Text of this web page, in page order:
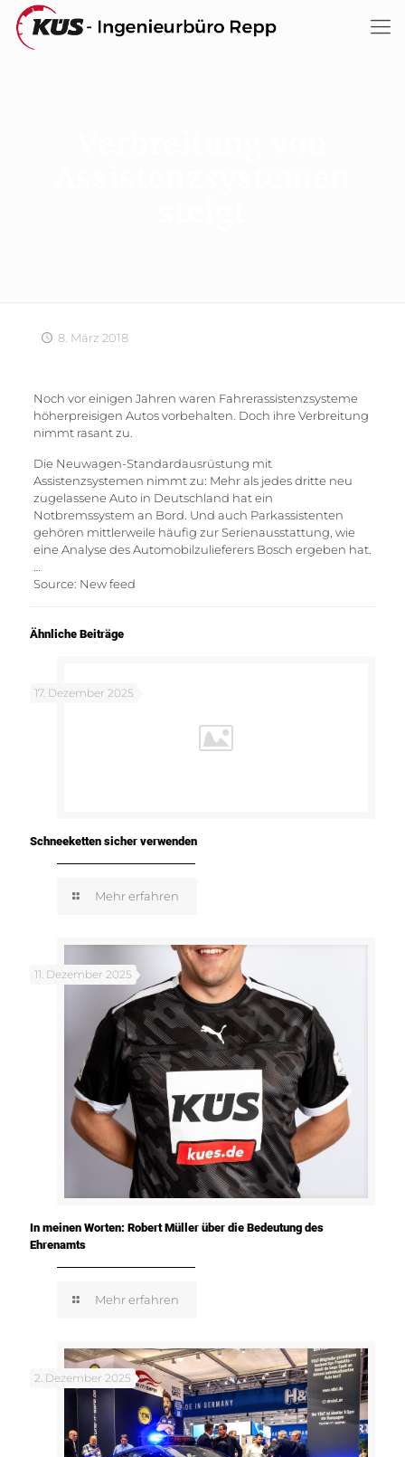
8. März 2018
Noch vor einigen Jahren waren Fahrerassistenzsysteme
höherpreisigen Autos vorbehalten. Doch ihre Verbreitung
nimmt rasant zu.
Die Neuwagen-Standardausrüstung mit
Assistenzsystemen nimmt zu: Mehr als jedes dritte neu
zugelassene Auto in Deutschland hat ein
Notbremssystem an Bord. Und auch Parkassistenten
gehören mittlerweile häufig zur Serienausstattung, wie
eine Analyse des Automobilzulieferers Bosch ergeben hat.
Source: New feed
Ähnliche Beiträge
17. Dezember 2025
Schneeketten sicher verwenden
Mehr erfahren
11. Dezember 2025
In meinen Worten: Robert Müller über die Bedeutung des
Ehrenamts
Mehr erfahren
2. Dezember 2025